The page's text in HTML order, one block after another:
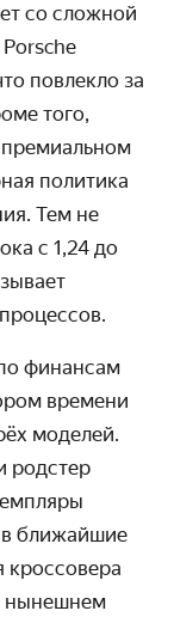
со сложной
повлекло за
того,
политика
Тем не
с 1,24 до
финансам
времени
моделей.
родстер
в ближайшие
кроссовера
нынешнем